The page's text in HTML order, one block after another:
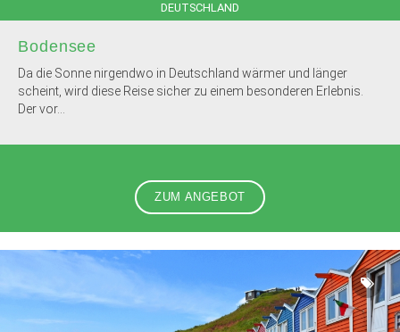
DEUTSCHLAND
Bodensee
Da die Sonne nirgendwo in Deutschland wärmer und länger
scheint, wird diese Reise sicher zu einem besonderen Erlebnis.
Der vor...
ZUM ANGEBOT